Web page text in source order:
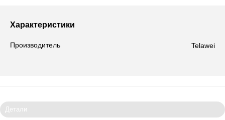
Характеристики
Производитель Telawei
Детали